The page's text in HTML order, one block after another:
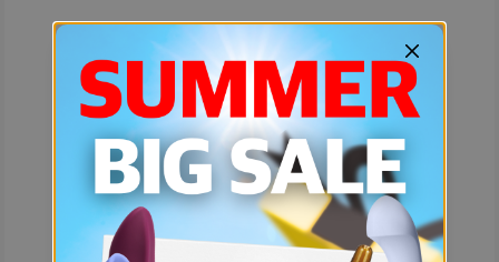
예상치 못한 에러입니다.